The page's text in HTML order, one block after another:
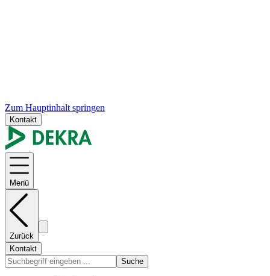
Zum Hauptinhalt springen
Kontakt
Menü
Zurück
Kontakt
Suche